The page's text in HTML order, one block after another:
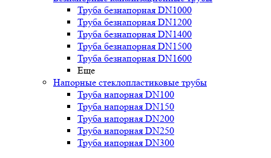
Труба безнапорная DN1000
Труба безнапорная DN1200
Труба безнапорная DN1400
Труба безнапорная DN1500
Труба безнапорная DN1600
Еще
Напорные стеклопластиковые трубы
Труба напорная DN100
Труба напорная DN150
Труба напорная DN200
Труба напорная DN250
Труба напорная DN300